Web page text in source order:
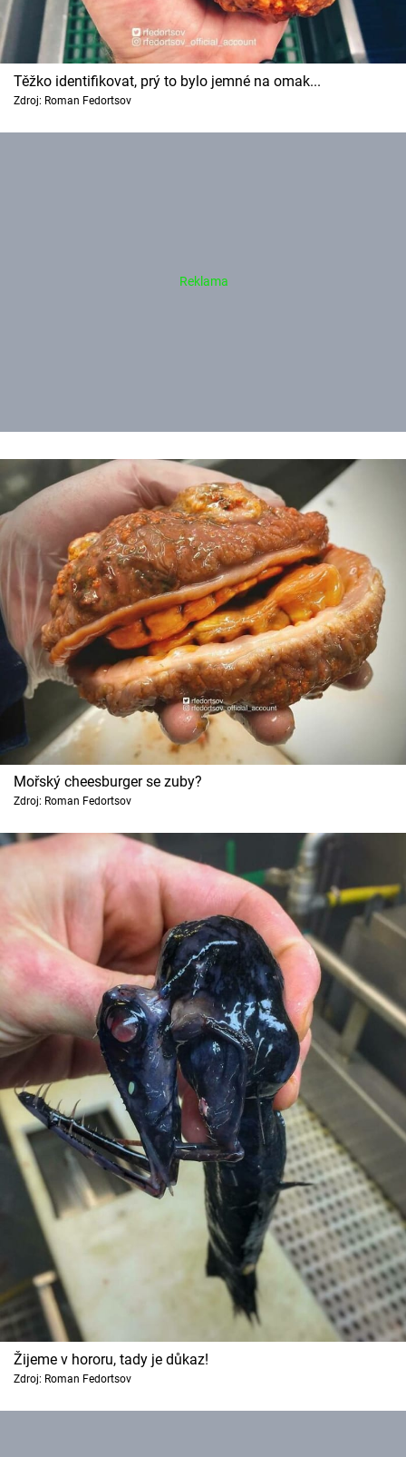
Těžko identifikovat, prý to bylo jemné na omak...
Zdroj: Roman Fedortsov
Mořský cheesburger se zuby?
Zdroj: Roman Fedortsov
Žijeme v hororu, tady je důkaz!
Zdroj: Roman Fedortsov